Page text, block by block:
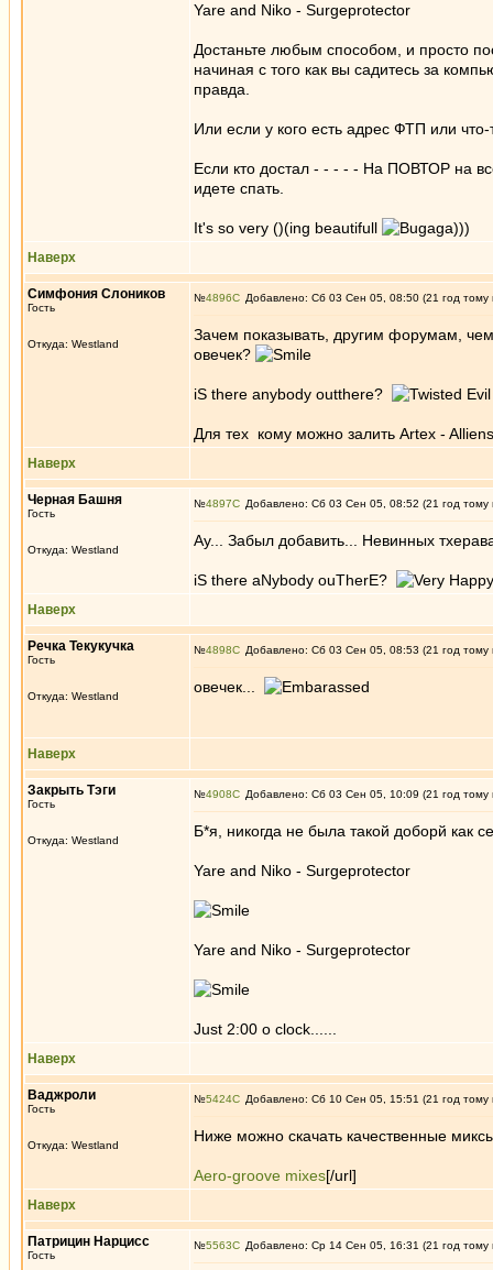
Yare and Niko - Surgeprotector
Достаньте любым способом, и просто
начиная с того как вы садитесь за
правда.
Или если у кого есть адрес ФТП или
Если кто достал - - - - - На ПОВТОР на
идете спать.
It's so very ()(ing beautifull )))
Наверх
Симфония Слоников
Гость
Откуда: Westland
№4896 Добавлено: Сб 03 Сен 05, 08:50 (21 год тому
Зачем показывать, другим форумам,
овечек?
iS there anybody outthere?
Для тех кому можно залить Artex -
Наверх
Черная Башня
Гость
Откуда: Westland
№4897 Добавлено: Сб 03 Сен 05, 08:52 (21 год тому
Ау... Забыл добавить... Невинных
iS there aNybody ouTherE?
Наверх
Речка Текукучка
Гость
Откуда: Westland
№4898 Добавлено: Сб 03 Сен 05, 08:53 (21 год тому
овечек...
Наверх
Закрыть Тэги
Гость
Откуда: Westland
№4908 Добавлено: Сб 03 Сен 05, 10:09 (21 год тому
Б*я, никогда не была такой доборй как
Yare and Niko - Surgeprotector
Yare and Niko - Surgeprotector
Just 2:00 o clock......
Наверх
Ваджроли
Гость
Откуда: Westland
№5424 Добавлено: Сб 10 Сен 05, 15:51 (21 год тому
Ниже можно скачать качественные
Aero-groove mixes[/url]
Наверх
Патрицин Нарцисс
Гость
№5563 Добавлено: Ср 14 Сен 05, 16:31 (21 год тому